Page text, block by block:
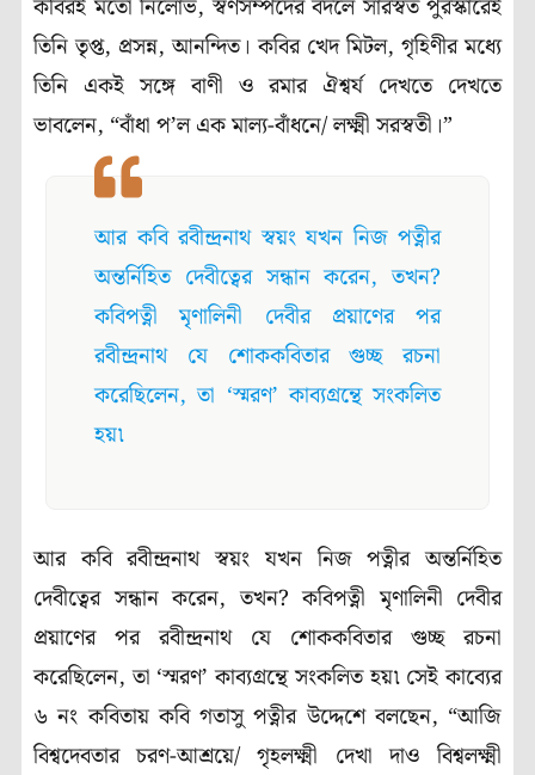
কবিরই মতো নির্লোভ, স্বর্ণসম্পদের বদলে সারস্বত পুরস্কারেই
তিনি তৃপ্ত, প্রসন্ন, আনন্দিত। কবির খেদ মিটল, গৃহিণীর মধ্যে
তিনি একই সঙ্গে বাণী ও রমার ঐশ্বর্য দেখতে দেখতে
ভাবলেন, “বাঁধা প’ল এক মাল্য-বাঁধনে/ লক্ষ্মী সরস্বতী।”
আর কবি রবীন্দ্রনাথ স্বয়ং যখন নিজ পত্নীর
অন্তর্নিহিত দেবীত্বের সন্ধান করেন, তখন?
কবিপত্নী মৃণালিনী দেবীর প্রয়াণের পর
রবীন্দ্রনাথ যে শোককবিতার গুচ্ছ রচনা
করেছিলেন, তা ‘স্মরণ’ কাব্যগ্রন্থে সংকলিত
হয়৷
আর কবি রবীন্দ্রনাথ স্বয়ং যখন নিজ পত্নীর অন্তর্নিহিত
দেবীত্বের সন্ধান করেন, তখন? কবিপত্নী মৃণালিনী দেবীর
প্রয়াণের পর রবীন্দ্রনাথ যে শোককবিতার গুচ্ছ রচনা
করেছিলেন, তা ‘স্মরণ’ কাব্যগ্রন্থে সংকলিত হয়৷ সেই কাব্যের
৬ নং কবিতায় কবি গতাসু পত্নীর উদ্দেশে বলছেন, “আজি
বিশ্বদেবতার চরণ-আশ্রয়ে/ গৃহলক্ষ্মী দেখা দাও বিশ্বলক্ষ্মী